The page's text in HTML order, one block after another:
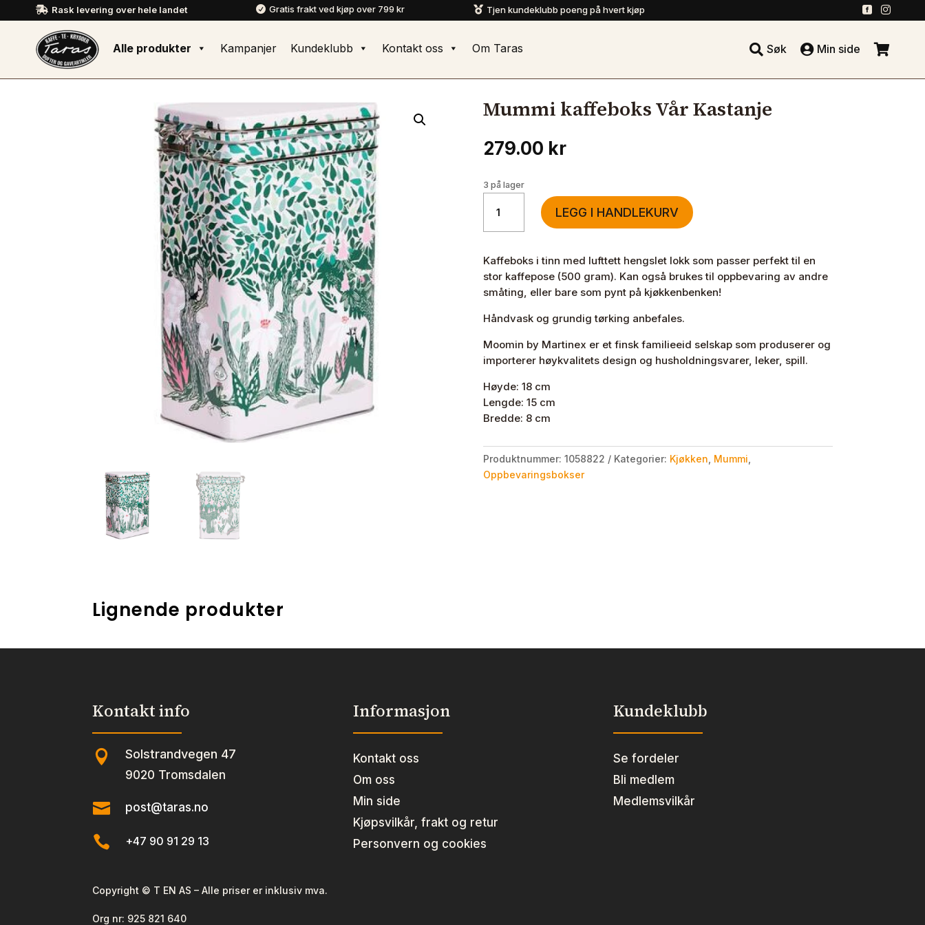
 Rask levering over hele landet  Gratis frakt ved kjøp over 799 kr  Tjen kundeklubb poeng på hvert kjøp  
Alle produkter Kampanjer Kundeklubb Kontakt oss Om Taras  Søk  Min side 
Mummi kaffeboks Vår Kastanje
279.00 kr
3 på lager
kaffeboks
Vår
antall
LEGG I HANDLEKURV
Kaffeboks i tinn med lufttett hengslet lokk som passer perfekt til en
stor kaffepose (500 gram). Kan også brukes til oppbevaring av andre
småting, eller bare som pynt på kjøkkenbenken!
Håndvask og grundig tørking anbefales.
Moomin by Martinex er et finsk familieeid selskap som produserer og
importerer høykvalitets design og husholdningsvarer, leker, spill.
Høyde: 18 cm
Lengde: 15 cm
Bredde: 8 cm
Produktnummer: 1058822 Kategorier: Kjøkken Mummi
Oppbevaringsbokser
Lignende produkter
Kontakt info
 Solstrandvegen 47
9020 Tromsdalen
 post@taras.no
 +47 90 91 29 13
Informasjon
Kontakt oss
Om oss
Min side
Kjøpsvilkår, frakt og retur
Personvern og cookies
Kundeklubb
Se fordeler
Bli medlem
Medlemsvilkår
Copyright © T EN AS – Alle priser er inklusiv mva.
Org nr: 925 821 640